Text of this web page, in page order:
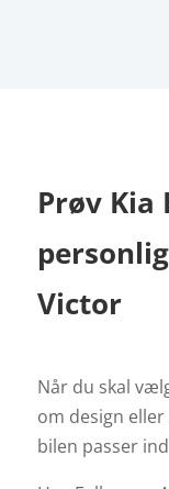
Prøv Kia
Victor
Når du skal
om design
bilen passer